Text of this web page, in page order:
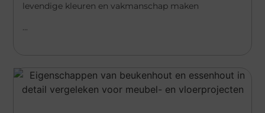
levendige kleuren en vakmanschap maken
...